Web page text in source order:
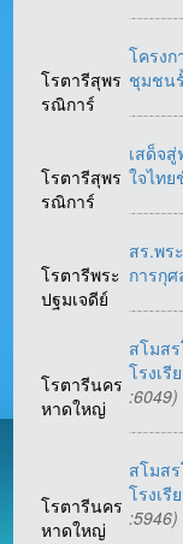
โรตารีสุพร
รณิการ์
โครง
ชุมชน
โรตารีสุพร
รณิการ์
เสด็จ
ใจไทย
โรตารีพระ
ปฐมเจดีย์
สร.พร
การกุศ
โรตารีนคร
หาดใหญ่
สโมส
โรงเ
โรตารีนคร
หาดใหญ่
สโมส
โรงเ